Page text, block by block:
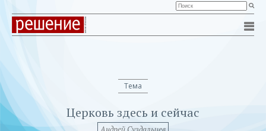
Тема
Церковь здесь и сейчас